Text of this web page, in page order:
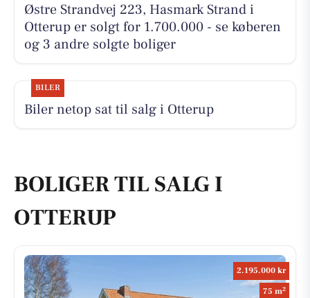
Østre Strandvej 223, Hasmark Strand i
Otterup er solgt for 1.700.000 - se køberen
og 3 andre solgte boliger
BILER
Biler netop sat til salg i Otterup
BOLIGER TIL SALG I
OTTERUP
2.195.000 kr
75 m2